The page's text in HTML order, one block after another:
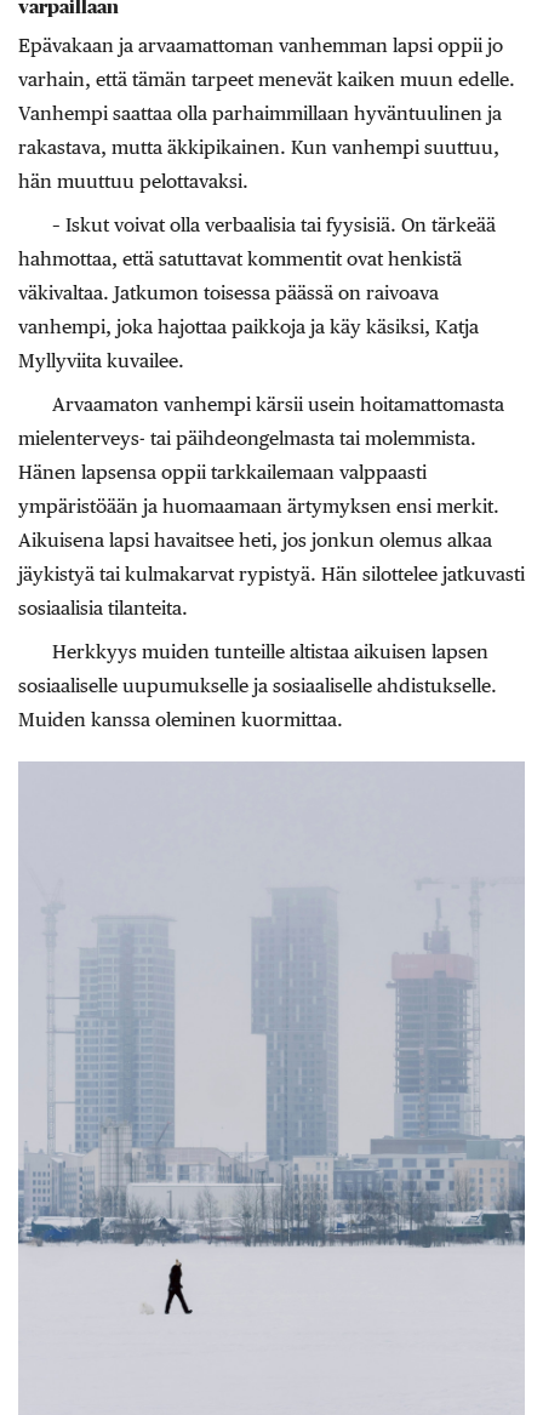
varpaillaan
Epävakaan ja arvaamattoman vanhemman lapsi oppii jo
varhain, että tämän tarpeet menevät kaiken muun edelle.
Vanhempi saattaa olla parhaimmillaan hyväntuulinen ja
rakastava, mutta äkkipikainen. Kun vanhempi suuttuu,
hän muuttuu pelottavaksi.
– Iskut voivat olla verbaalisia tai fyysisiä. On tärkeää
hahmottaa, että satuttavat kommentit ovat henkistä
väkivaltaa. Jatkumon toisessa päässä on raivoava
vanhempi, joka hajottaa paikkoja ja käy käsiksi, Katja
Myllyviita kuvailee.
Arvaamaton vanhempi kärsii usein hoitamattomasta
mielenterveys- tai päihdeongelmasta tai molemmista.
Hänen lapsensa oppii tarkkailemaan valppaasti
ympäristöään ja huomaamaan ärtymyksen ensi merkit.
Aikuisena lapsi havaitsee heti, jos jonkun olemus alkaa
jäykistyä tai kulmakarvat rypistyä. Hän silottelee jatkuvasti
sosiaalisia tilanteita.
Herkkyys muiden tunteille altistaa aikuisen lapsen
sosiaaliselle uupumukselle ja sosiaaliselle ahdistukselle.
Muiden kanssa oleminen kuormittaa.